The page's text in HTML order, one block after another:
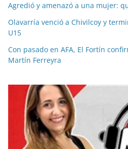
Agredió y amenazó a una mujer:
Olavarría venció a Chivilcoy y
U15
Con pasado en AFA, El Fortín
Martín Ferreyra